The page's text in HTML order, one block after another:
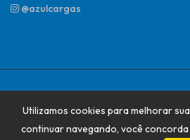
@azulcargas
Utilizamos cookies para melhorar
continuar navegando, você concorda